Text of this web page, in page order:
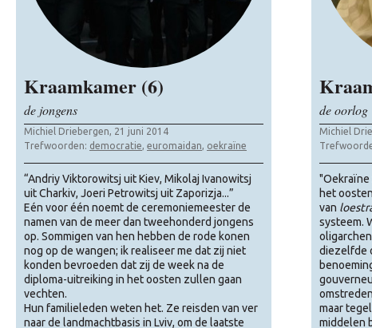
Kraamkamer (6)
de jongens
Michiel Driebergen, 21 juni 2014
Trefwoorden: democratie, euromaidan, oekraïne
“Andriy Viktorowitsj uit Kiev, Mikolaj Ivanowitsj
uit Charkiv, Joeri Petrowitsj uit Zaporizja...”
Eén voor één noemt de ceremoniemeester de
namen van de meer dan tweehonderd jongens
op. Sommigen van hen hebben de rode konen
nog op de wangen; ik realiseer me dat zij niet
konden bevroeden dat zij de week na de
diploma-uitreiking in het oosten zullen gaan
vechten.
Hun familieleden weten het. Ze reisden van ver
naar de landmachtbasis in Lviv, om de laatste
de oorlog
Michiel
"Oekraïne
het
van
systeem.
diezelfde
maar
middelen